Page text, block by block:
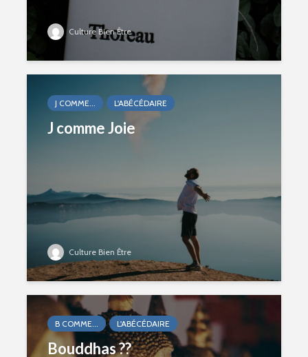
Culture Bien Être
J COMME... L'ABÉCÉDAIRE
J comme Joie
Culture Bien Être
B COMME... L'ABÉCÉDAIRE
Bouddhas ??